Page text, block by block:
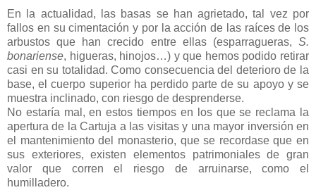
En la actualidad, las basas se han agrietado, tal vez por
fallos en su cimentación y por la acción de las raíces de los
arbustos que han crecido entre ellas (esparragueras, S.
bonariense, higueras, hinojos…) y que hemos podido retirar
casi en su totalidad. Como consecuencia del deterioro de la
base, el cuerpo superior ha perdido parte de su apoyo y se
muestra inclinado, con riesgo de desprenderse.
No estaría mal, en estos tiempos en los que se reclama la
apertura de la Cartuja a las visitas y una mayor inversión en
el mantenimiento del monasterio, que se recordase que en
sus exteriores, existen elementos patrimoniales de gran
valor que corren el riesgo de arruinarse, como el
humilladero.